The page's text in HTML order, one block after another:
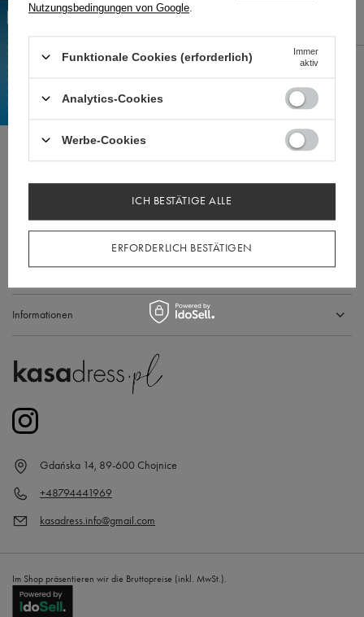
BESTELLUNGEN
Bestellungsstatus
Ich möchte die Ware reklamieren
Ich möchte die Ware umtauschen
Kontakt
Informationen
Gdańska 14, 89-600 Chojnice
+48794441969
kasadress.info@gmail.com
Im Shop präsentieren wir die Bruttopreise (inkl. MwSt.).
Nutzungsbedingungen von Google
Funktionale Cookies (erforderlich)
Immer
aktiv
Analytics-Cookies
Werbe-Cookies
ERFORDERLICH BESTÄTIGEN
ICH BESTÄTIGE ALLE